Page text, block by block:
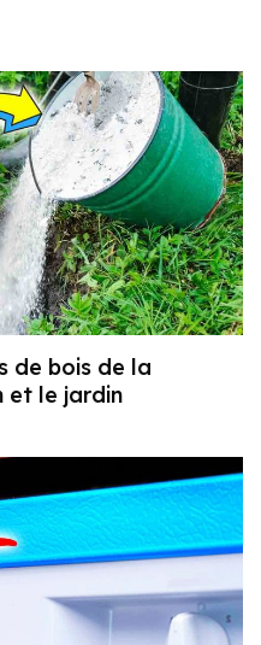
de bois de la
et le jardin